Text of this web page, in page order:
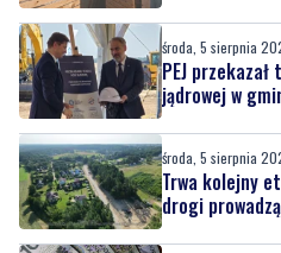
środa, 5 sierpnia
PEJ
jądrowej w
środa, 5 sierpnia
Trwa kolejny
drogi